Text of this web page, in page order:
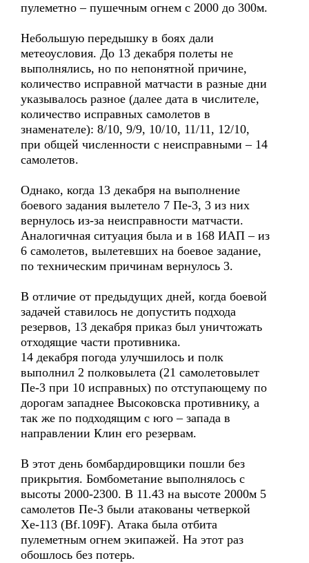
пулеметно – пушечным огнем с 2000 до 300м.
Небольшую передышку в боях дали
метеоусловия. До 13 декабря полеты не
выполнялись, но по непонятной причине,
количество исправной матчасти в разные дни
указывалось разное (далее дата в числителе,
количество исправных самолетов в
знаменателе): 8/10, 9/9, 10/10, 11/11, 12/10,
при общей численности с неисправными – 14
самолетов.
Однако, когда 13 декабря на выполнение
боевого задания вылетело 7 Пе-3, 3 из них
вернулось из-за неисправности матчасти.
Аналогичная ситуация была и в 168 ИАП – из
6 самолетов, вылетевших на боевое задание,
по техническим причинам вернулось 3.
В отличие от предыдущих дней, когда боевой
задачей ставилось не допустить подхода
резервов, 13 декабря приказ был уничтожать
отходящие части противника.
14 декабря погода улучшилось и полк
выполнил 2 полковылета (21 самолетовылет
Пе-3 при 10 исправных) по отступающему по
дорогам западнее Высоковска противнику, а
так же по подходящим с юго – запада в
направлении Клин его резервам.
В этот день бомбардировщики пошли без
прикрытия. Бомбометание выполнялось с
высоты 2000-2300. В 11.43 на высоте 2000м 5
самолетов Пе-3 были атакованы четверкой
Хе-113 (Bf.109F). Атака была отбита
пулеметным огнем экипажей. На этот раз
обошлось без потерь.